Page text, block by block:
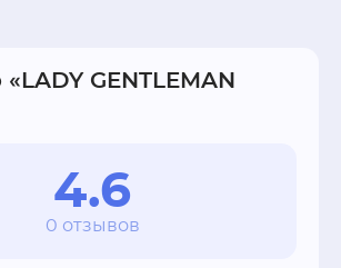
GENTLEMAN
4.6
0 отзывов